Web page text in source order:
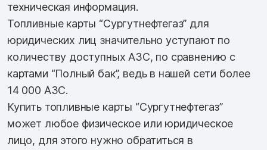
техническая информация.
Топливные карты “Сургутнефтегаз” для
юридических лиц значительно уступают по
количеству доступных АЗС, по сравнению с
картами “Полный бак”, ведь в нашей сети более
14 000 АЗС.
Купить топливные карты “Сургутнефтегаз”
может любое физическое или юридическое
лицо, для этого нужно обратиться в